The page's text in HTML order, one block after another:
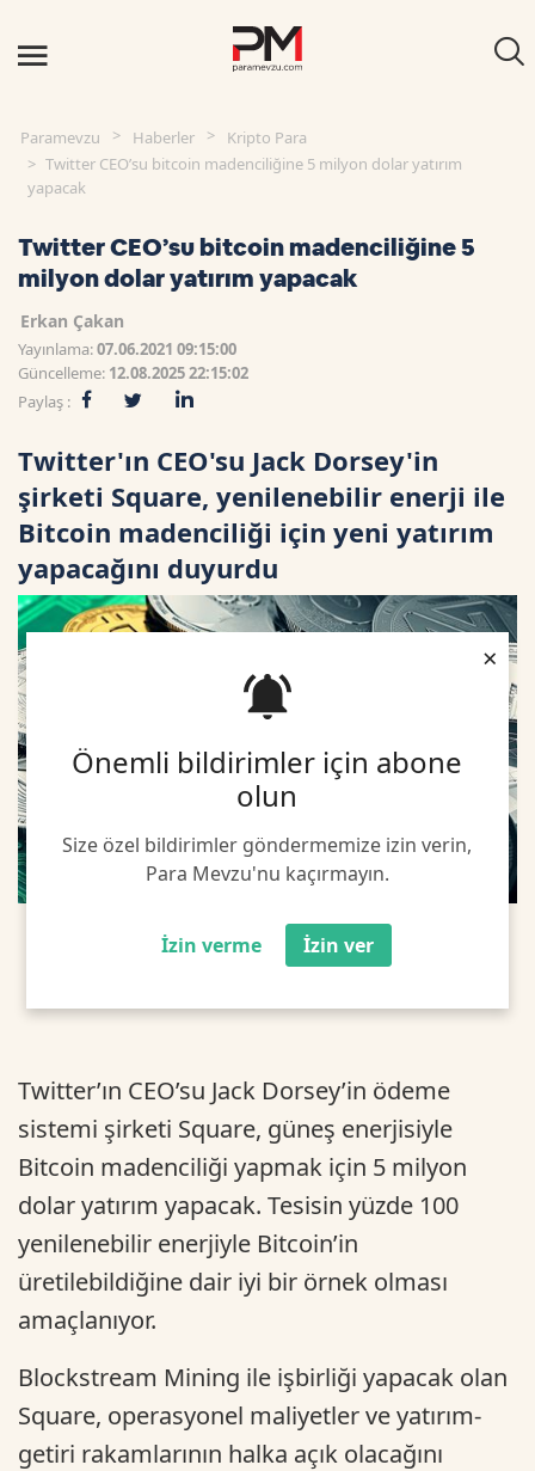
Önemli bildirimler için abone
olun
Size özel bildirimler göndermemize izin verin,
Para Mevzu'nu kaçırmayın.
İzin verme İzin ver
×
Paramevzu Haberler
Kripto Para
Twitter CEO’su bitcoin madenciliğine 5 milyon dolar yatırım
yapacak
Twitter CEO’su bitcoin madenciliğine 5
milyon dolar yatırım yapacak
Erkan Çakan
Yayınlama:07.06.2021 09:15:00
Güncelleme: 12.08.2025 22:15:02
Paylaş :
Twitter'ın CEO'su Jack Dorsey'in
şirketi Square, yenilenebilir enerji ile
Bitcoin madenciliği için yeni yatırım
yapacağını duyurdu
Twitter’ın CEO’su Jack Dorsey’in ödeme
sistemi şirketi Square, güneş enerjisiyle
Bitcoin madenciliği yapmak için 5 milyon
dolar yatırım yapacak. Tesisin yüzde 100
yenilenebilir enerjiyle Bitcoin’in
üretilebildiğine dair iyi bir örnek olması
amaçlanıyor.
Blockstream Mining ile işbirliği yapacak olan
Square, operasyonel maliyetler ve yatırım-
getiri rakamlarının halka açık olacağını